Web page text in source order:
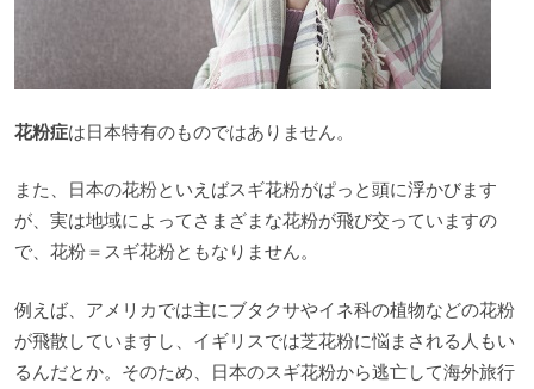
花粉症は日本特有のものではありません。
また、日本の花粉といえばスギ花粉がぱっと頭に浮かびます
が、実は地域によってさまざまな花粉が飛び交っていますの
で、花粉＝スギ花粉ともなりません。
例えば、アメリカでは主にブタクサやイネ科の植物などの花粉
が飛散していますし、イギリスでは芝花粉に悩まされる人もい
るんだとか。そのため、日本のスギ花粉から逃亡して海外旅行